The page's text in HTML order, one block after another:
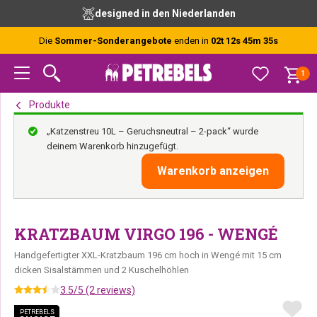
content
designed in den Niederlanden
Die Sommer-Sonderangebote enden in 02t 12s 45m 34s
1
Produkte
„Katzenstreu 10L – Geruchsneutral – 2-pack“ wurde
deinem Warenkorb hinzugefügt.
Warenkorb anzeigen
KRATZBAUM VIRGO 196 - WENGÉ
Handgefertigter XXL-Kratzbaum 196 cm hoch in Wengé mit 15 cm
dicken Sisalstämmen und 2 Kuschelhöhlen
3.5/5 (2 reviews)
PETREBELS
PETREBELS